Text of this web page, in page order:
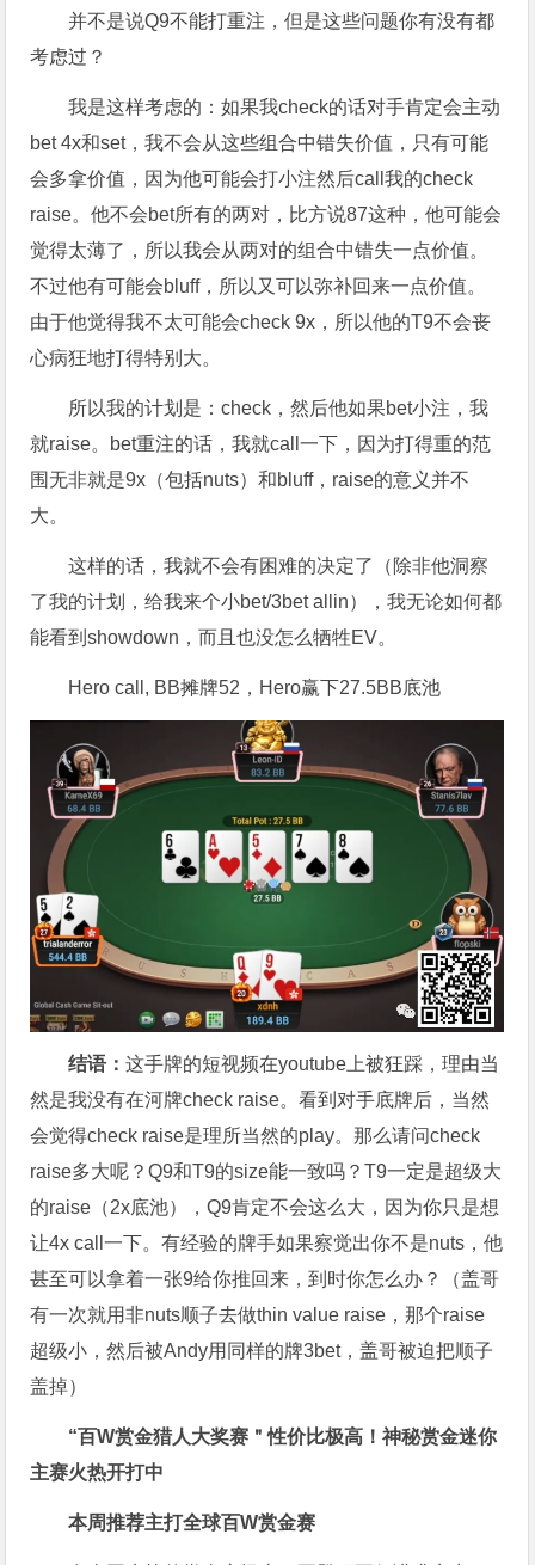
并不是说Q9不能打重注，但是这些问题你有没有都
考虑过？
我是这样考虑的：如果我check的话对手肯定会主动
bet 4x和set，我不会从这些组合中错失价值，只有可能
会多拿价值，因为他可能会打小注然后call我的check
raise。他不会bet所有的两对，比方说87这种，他可能会
觉得太薄了，所以我会从两对的组合中错失一点价值。
不过他有可能会bluff，所以又可以弥补回来一点价值。
由于他觉得我不太可能会check 9x，所以他的T9不会丧
心病狂地打得特别大。
所以我的计划是：check，然后他如果bet小注，我
就raise。bet重注的话，我就call一下，因为打得重的范
围无非就是9x（包括nuts）和bluff，raise的意义并不
大。
这样的话，我就不会有困难的决定了（除非他洞察
了我的计划，给我来个小bet/3bet allin），我无论如何都
能看到showdown，而且也没怎么牺牲EV。
Hero call, BB摊牌52，Hero赢下27.5BB底池
结语：这手牌的短视频在youtube上被狂踩，理由当
然是我没有在河牌check raise。看到对手底牌后，当然
会觉得check raise是理所当然的play。那么请问check
raise多大呢？Q9和T9的size能一致吗？T9一定是超级大
的raise（2x底池），Q9肯定不会这么大，因为你只是想
让4x call一下。有经验的牌手如果察觉出你不是nuts，他
甚至可以拿着一张9给你推回来，到时你怎么办？（盖哥
有一次就用非nuts顺子去做thin value raise，那个raise
超级小，然后被Andy用同样的牌3bet，盖哥被迫把顺子
盖掉）
“百W赏金猎人大奖赛＂性价比极高！神秘赏金迷你
主赛火热开打中
本周推荐主打全球百W赏金赛